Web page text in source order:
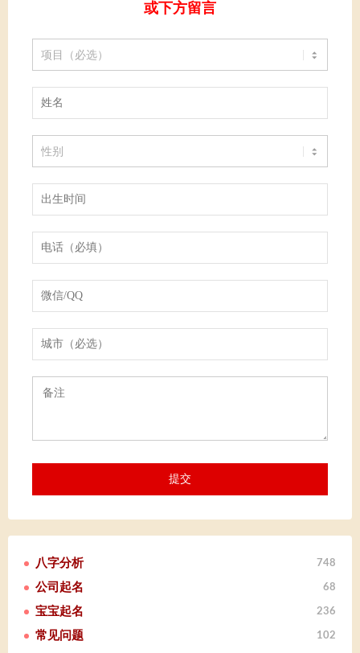
或下方留言
八字分析 748
公司起名 68
宝宝起名 236
常见问题 102